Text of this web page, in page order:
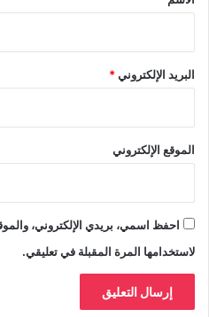
البريد الإلكتروني*
الموقع الإلكتروني
احفظ اسمي، بريدي الإلكتروني،
لاستخدامها المرة المقبلة في تعليقي.